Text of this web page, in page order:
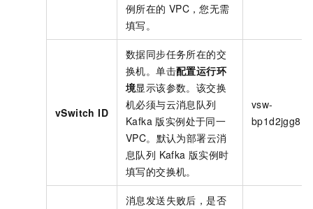
例所在的 VPC，您无需
填写。
vSwitch ID
数据同步任务所在的交
换机。单击配置运行环
境显示该参数。该交换
机必须与云消息队列
Kafka 版实例处于同一
VPC。默认为部署云消
息队列 Kafka 版实例时
填写的交换机。
vsw-
消息发送失败后，是否